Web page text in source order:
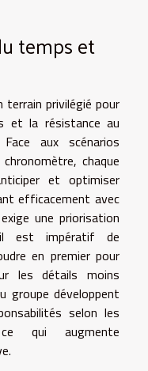
temps et
terrain privilégié pour
et la résistance au
aux scénarios
chaque
et optimiser
efficacement avec
une priorisation
est impératif de
en premier pour
les détails moins
groupe développent
selon les
qui augmente